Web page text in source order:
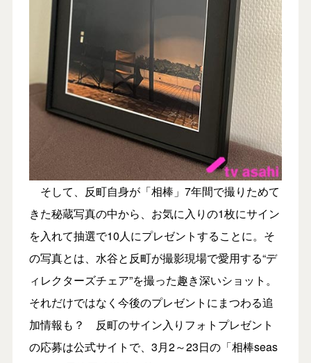
そして、反町自身が「相棒」7年間で撮りためて
きた秘蔵写真の中から、お気に入りの1枚にサイン
を入れて抽選で10人にプレゼントすることに。そ
の写真とは、水谷と反町が撮影現場で愛用する“デ
ィレクターズチェア”を撮った趣き深いショット。
それだけではなく今後のプレゼントにまつわる追
加情報も？ 反町のサイン入りフォトプレゼント
の応募は公式サイトで、3月2～23日の「相棒seas